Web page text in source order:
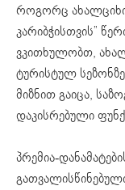
როგორც
კარიბჭისთვის”
ვკითხულობთ,
ტურისტულ
მიზნით გაიცა,
დაკისრებული
პრემია-